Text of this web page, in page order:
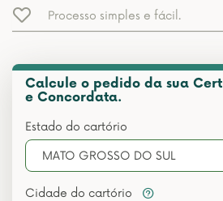
Processo simples e fácil.
Calcule o pedido da sua
e Concordata.
Estado do cartório
MATO GROSSO DO SUL
Cidade do cartório